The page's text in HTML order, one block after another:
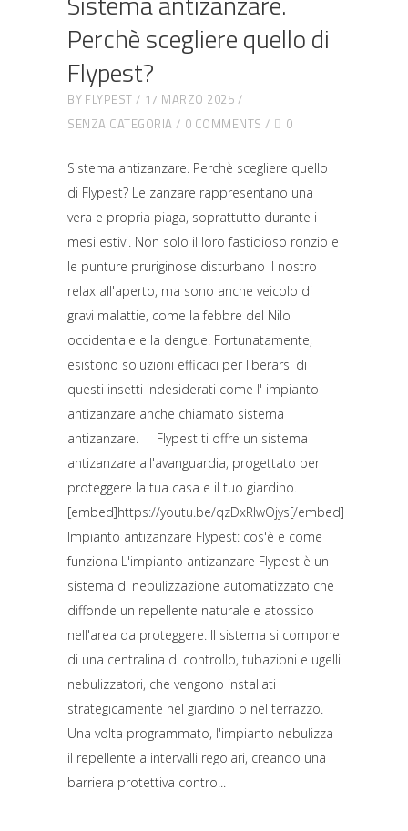
Perchè scegliere quello di
Flypest?
BY FLYPEST
17 MARZO 2025
SENZA CATEGORIA
0 COMMENTS 0
Sistema antizanzare. Perchè scegliere quello
di Flypest? Le zanzare rappresentano una
vera e propria piaga, soprattutto durante i
mesi estivi. Non solo il loro fastidioso ronzio e
le punture pruriginose disturbano il nostro
relax all'aperto, ma sono anche veicolo di
gravi malattie, come la febbre del Nilo
occidentale e la dengue. Fortunatamente,
esistono soluzioni efficaci per liberarsi di
questi insetti indesiderati come l' impianto
antizanzare anche chiamato sistema
antizanzare. Flypest ti offre un sistema
antizanzare all'avanguardia, progettato per
proteggere la tua casa e il tuo giardino.
[embed]https://youtu.be/qzDxRlwOjys[/embed]
Impianto antizanzare Flypest: cos'è e come
funziona L'impianto antizanzare Flypest è un
sistema di nebulizzazione automatizzato che
diffonde un repellente naturale e atossico
nell'area da proteggere. Il sistema si compone
di una centralina di controllo, tubazioni e ugelli
nebulizzatori, che vengono installati
strategicamente nel giardino o nel terrazzo.
Una volta programmato, l'impianto nebulizza
il repellente a intervalli regolari, creando una
barriera protettiva contro